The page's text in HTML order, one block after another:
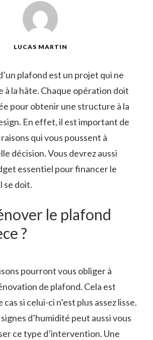
LUCAS MARTIN
plafond est un projet qui ne
à la hâte. Chaque opération doit
pour obtenir une structure à la
En effet, il est important de
qui vous poussent à
décision. Vous devrez aussi
essentiel pour financer le
se doit.
le plafond
?
pourront vous obliger à
de plafond. Cela est
si celui-ci n’est plus assez lisse.
d’humidité peut aussi vous
ce type d’intervention. Une